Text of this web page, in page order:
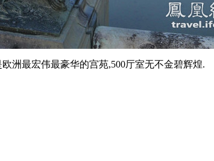
洲最宏伟最豪华的宫苑,500厅室无不金碧辉煌.